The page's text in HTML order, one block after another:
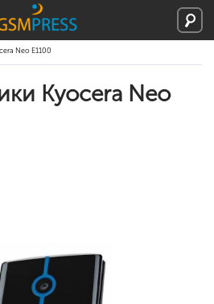
Neo E1100
Kyocera Neo